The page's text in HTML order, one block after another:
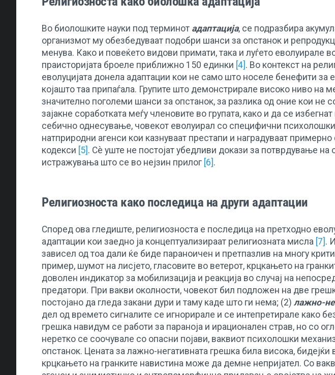
Во биолошките науки под терминот адаптација, се подразбира
организмот му обезбедуваат подобри шанси за опстанок и
менува. Како и повеќето видови примати, така и луѓето еволуирале
праисторијата броеле приближно 150 единки [4] . Во контекст на
еволуцијата донела адаптации кои не само што носеле бенефити за
којашто таа припаѓала. Групите што демонстрирале високо ниво на
значително поголеми шанси за опстанок, за разлика од оние кои не
зајакне соработката меѓу членовите во групата, како и да се
себично однесување, човекот еволуирал со специфични
натприродни агенси кои казнуваат престапи и наградуваат
кодекси [5] . Сѐ уште не постојат убедливи докази за потврдување на
истражувања што се во нејзин прилог [6] .
Религиозноста како последица на други адаптации
Според ова гледиште, религиозноста е последица на претходно
адаптации кои заедно ја концептуализираат религиозната мисла [7] .
зависел од тоа дали ќе биде параноичен и претпазлив на многу
пример, шумот на лисјето, гласовите во ветерот, крцкањето на
доволен индикатор за мобилизација и реакција во случај на
предатори. При вакви околности, човекот бил подложен на две
постојано да гледа закани дури и таму каде што ги нема; (2) лажно-
дел од времето сигналите се игнорирале и се интепретирале како
грешка навидум се работи за параноја и ирационален страв, но со
неретко се соочувале со опасни појави, ваквиот психолошки
опстанок. Цената за лажно-негативната грешка била висока, бидејќи
крцкањето на гранките навистина може да демне непријател. Со